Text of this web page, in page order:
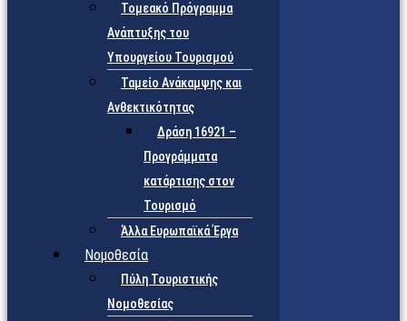
Τομεακό Πρόγραμμα
Ανάπτυξης του
Υπουργείου Τουρισμού
Ταμείο Ανάκαμψης και
Ανθεκτικότητας
Δράση 16921 –
Προγράμματα
κατάρτισης στον
Τουρισμό
Άλλα Ευρωπαϊκά Έργα
Νομοθεσία
Πύλη Τουριστικής
Νομοθεσίας